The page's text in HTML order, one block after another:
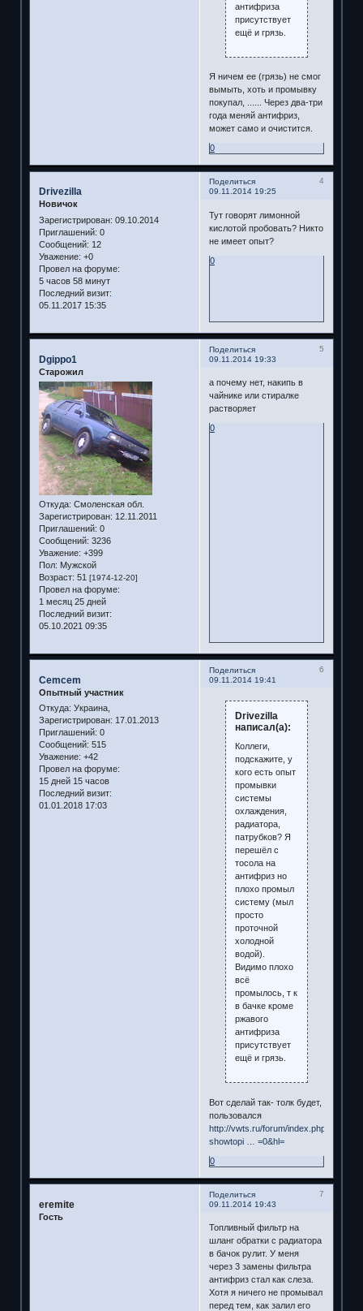
антифриза
присутствует
ещё и грязь.
Я ничем ее (грязь) не смог
вымыть, хоть и промывку
покупал, ...... Через два-три
года меняй антифриз,
может само и очистится.
0
Поделиться
4
09.11.2014 19:25
Drivezilla
Новичок
Зарегистрирован: 09.10.2014
Приглашений: 0
Сообщений: 12
Уважение: +0
Провел на форуме:
5 часов 58 минут
Последний визит:
05.11.2017 15:35
Тут говорят лимонной
кислотой пробовать? Никто
не имеет опыт?
0
Поделиться
5
09.11.2014 19:33
Dgippo1
Старожил
Откуда: Смоленская обл.
Зарегистрирован: 12.11.2011
Приглашений: 0
Сообщений: 3236
Уважение: +399
Пол: Мужской
Возраст: 51 [1974-12-20]
Провел на форуме:
1 месяц 25 дней
Последний визит:
05.10.2021 09:35
а почему нет, накипь в
чайнике или стиралке
растворяет
0
Поделиться
6
09.11.2014 19:41
Cemcem
Опытный участник
Откуда: Украина,
Зарегистрирован: 17.01.2013
Приглашений: 0
Сообщений: 515
Уважение: +42
Провел на форуме:
15 дней 15 часов
Последний визит:
01.01.2018 17:03
Drivezilla
написал(а):
Коллеги,
подскажите, у
кого есть опыт
промывки
системы
охлаждения,
радиатора,
патрубков? Я
перешёл с
тосола на
антифриз но
плохо промыл
систему (мыл
просто
проточной
холодной
водой).
Видимо плохо
всё
промылось, т к
в бачке кроме
ржавого
антифриза
присутствует
ещё и грязь.
Вот сделай так- толк будет,
пользовался
http://vwts.ru/forum/index.php?
showtopi … =0&hl=
0
Поделиться
7
09.11.2014 19:43
eremite
Гость
Топливный фильтр на
шланг обратки с радиатора
в бачок рулит. У меня
через 3 замены фильтра
антифриз стал как слеза.
Хотя я ничего не промывал
перед тем, как залил его